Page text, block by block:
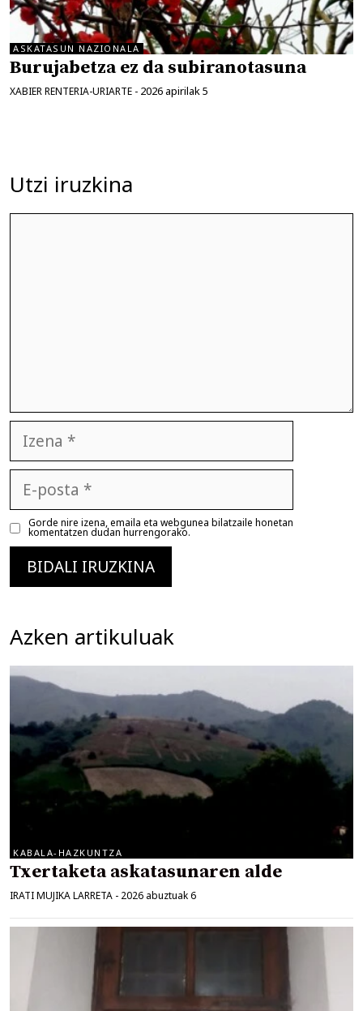
ASKATASUN NAZIONALA
Burujabetza ez da subiranotasuna
XABIER RENTERIA-URIARTE - 2026 apirilak 5
Utzi iruzkina
posta
Gorde nire izena, emaila eta webgunea bilatzaile honetan
komentatzen dudan hurrengorako.
Azken artikuluak
KABALA-HAZKUNTZA
Txertaketa askatasunaren alde
IRATI MUJIKA LARRETA - 2026 abuztuak 6